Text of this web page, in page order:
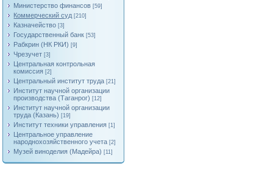
Министерство финансов [59]
Коммерческий суд [210]
Казначейство [3]
Государственный банк [53]
Рабкрин (НК РКИ) [9]
Чрезучет [3]
Центральная контрольная
комиссия [2]
Центральный институт труда [21]
Институт научной организации
производства (Таганрог) [12]
Институт научной организации
труда (Казань) [19]
Институт техники управления [1]
Центральное управление
народнохозяйственного учета [2]
Музей виноделия (Мадейра) [11]